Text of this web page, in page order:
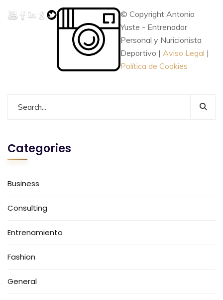
© Copyright Antonio
Yuste - Entrenador
Personal y Nuricionista
Deportivo | Aviso Legal |
Política de Cookies
Categories
Business
Consulting
Entrenamiento
Fashion
General